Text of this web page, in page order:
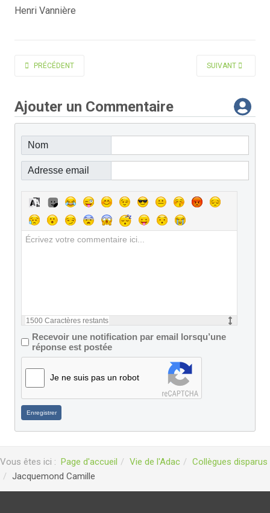
Henri Vannière
ARTICLE PRÉCÉDENT : EGOUMÉNIDÈS CHARLES
PRÉCÉDENT ARTICLE SUIVANT
SUIVANT
Ajouter un Commentaire
Nom
Adresse email
1500 Caractères restants
Recevoir une notification par email lorsqu’une
réponse est postée
Je ne suis pas un robot
Enregistrer
Vous êtes ici : Page d'accueil Vie de l'Adac
Collègues disparus
Jacquemond Camille